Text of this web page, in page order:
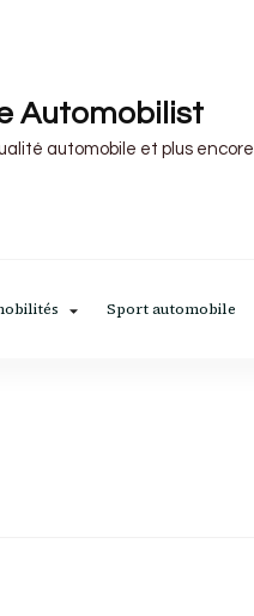
Automobilist
automobile et plus encore
Sport automobile